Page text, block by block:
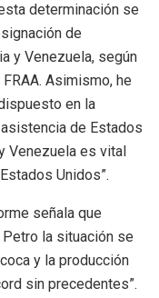
determinación se
de
y Venezuela, según
Asimismo, he
en la
de Estados
Venezuela es vital
Unidos”.
señala que
la situación se
y la producción
sin precedentes”.